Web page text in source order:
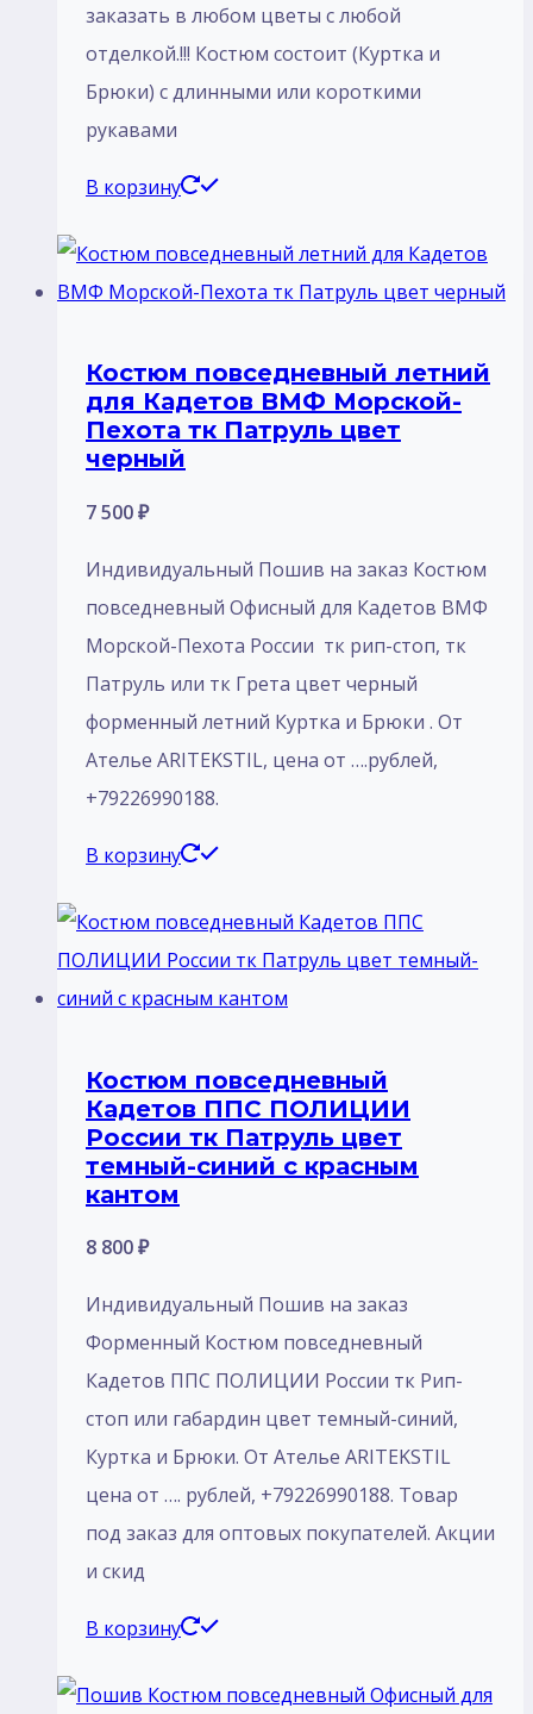
заказать в любом цветы с любой
отделкой.!!! Костюм состоит (Куртка и
Брюки) с длинными или короткими
рукавами
В корзину
Костюм повседневный летний
для Кадетов ВМФ Морской-
Пехота тк Патруль цвет
черный
7 500₽
Индивидуальный Пошив на заказ Костюм
повседневный Офисный для Кадетов ВМФ
Морской-Пехота России тк рип-стоп, тк
Патруль или тк Грета цвет черный
форменный летний Куртка и Брюки . От
Ателье ARITEKSTIL, цена от ….рублей,
+79226990188.
В корзину
Костюм повседневный
Кадетов ППС ПОЛИЦИИ
России тк Патруль цвет
темный-синий с красным
кантом
8 800₽
Индивидуальный Пошив на заказ
Форменный Костюм повседневный
Кадетов ППС ПОЛИЦИИ России тк Рип-
стоп или габардин цвет темный-синий,
Куртка и Брюки. От Ателье ARITEKSTIL
цена от …. рублей, +79226990188. Товар
под заказ для оптовых покупателей. Акции
и скид
В корзину